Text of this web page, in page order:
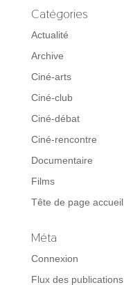
Catégories
Actualité
Archive
Ciné-arts
Ciné-club
Ciné-débat
Ciné-rencontre
Documentaire
Films
Tête de page accueil
Méta
Connexion
Flux des publications